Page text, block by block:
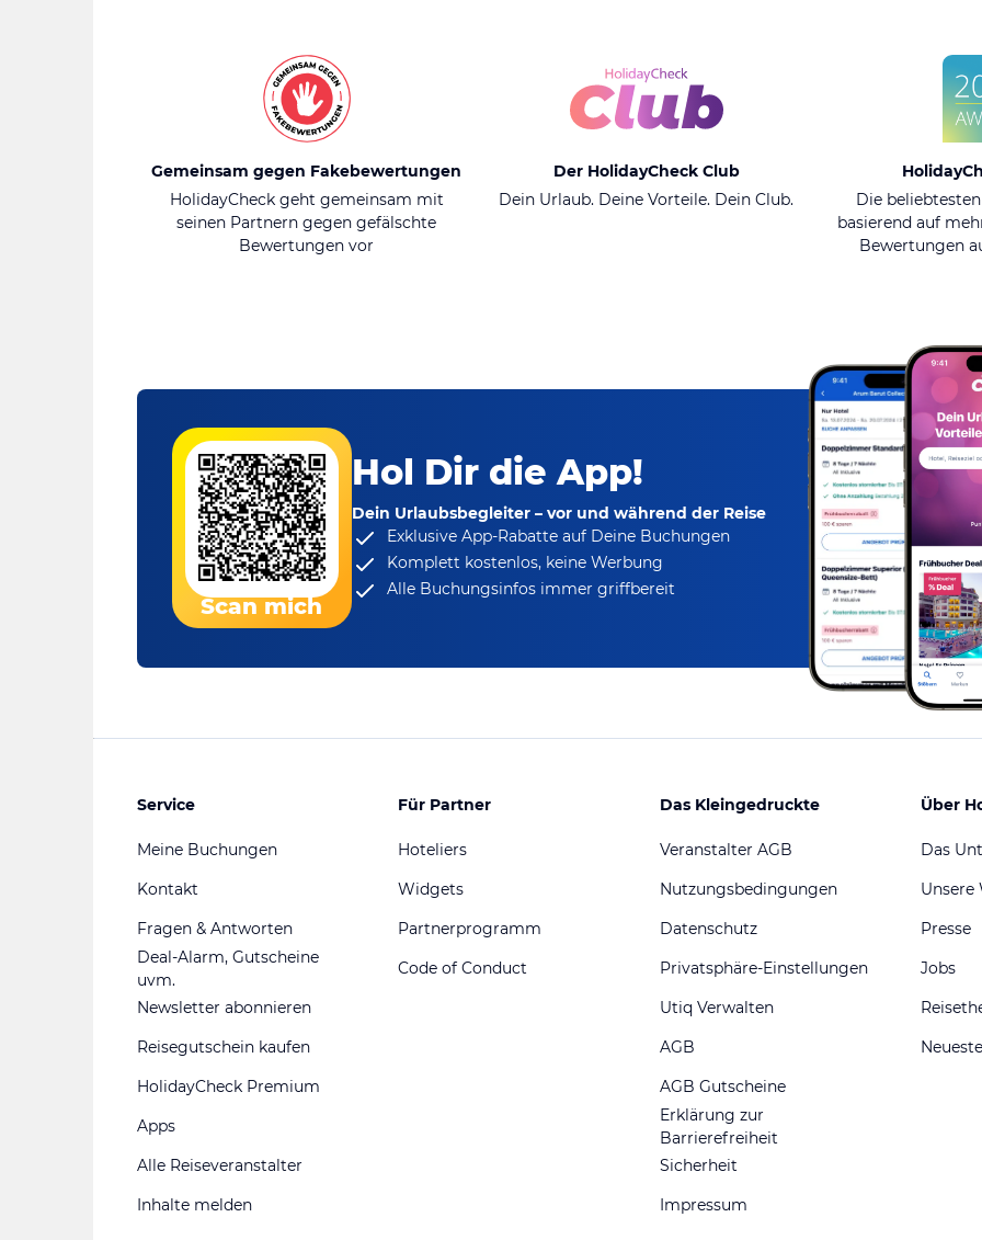
Gemeinsam gegen Fakebewertungen
HolidayCheck geht gemeinsam mit
seinen Partnern gegen gefälschte
Bewertungen vor
Der HolidayCheck Club
Dein Urlaub. Deine Vorteile. Dein Club.
Die
basierend auf
Bewertungen
Scan mich
Hol Dir die App!
Dein Urlaubsbegleiter – vor und während der Reise
Exklusive App-Rabatteauf Deine Buchungen
Komplett kostenlos, keine Werbung
Alle Buchungsinfos immer griffbereit
Service
Meine Buchungen
Kontakt
Fragen & Antworten
Deal-Alarm, Gutscheine
uvm.
Newsletter abonnieren
Reisegutschein kaufen
HolidayCheck Premium
Apps
Alle Reiseveranstalter
Inhalte melden
Für Partner
Hoteliers
Widgets
Partnerprogramm
Code of Conduct
Das Kleingedruckte
Veranstalter AGB
Nutzungsbedingungen
Datenschutz
Privatsphäre-Einstellungen
Utiq Verwalten
AGB
AGB Gutscheine
Erklärung zur
Barrierefreiheit
Sicherheit
Impressum
Über
Das
Unsere
Presse
Jobs